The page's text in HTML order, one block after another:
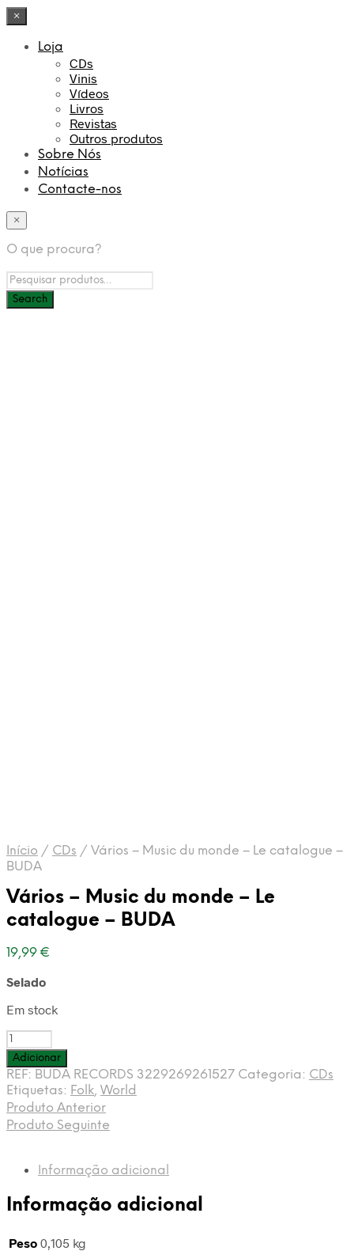
×
Loja
CDs
Vinis
Vídeos
Livros
Revistas
Outros produtos
Sobre Nós
Notícias
Contacte-nos
×
O que procura?
Início / CDs / Vários – Music du monde – Le catalogue –
BUDA
Vários – Music du monde – Le
catalogue – BUDA
19,99 €
Selado
Em stock
Quantidade
de
Vários
-
Music
du
monde
catalogue
-
BUDA
Adicionar
REF: BUDA RECORDS 3229269261527 Categoria: CDs
Etiquetas: Folk, World
Produto Anterior
Produto Seguinte
Informação adicional
Informação adicional
Peso 0,105 kg